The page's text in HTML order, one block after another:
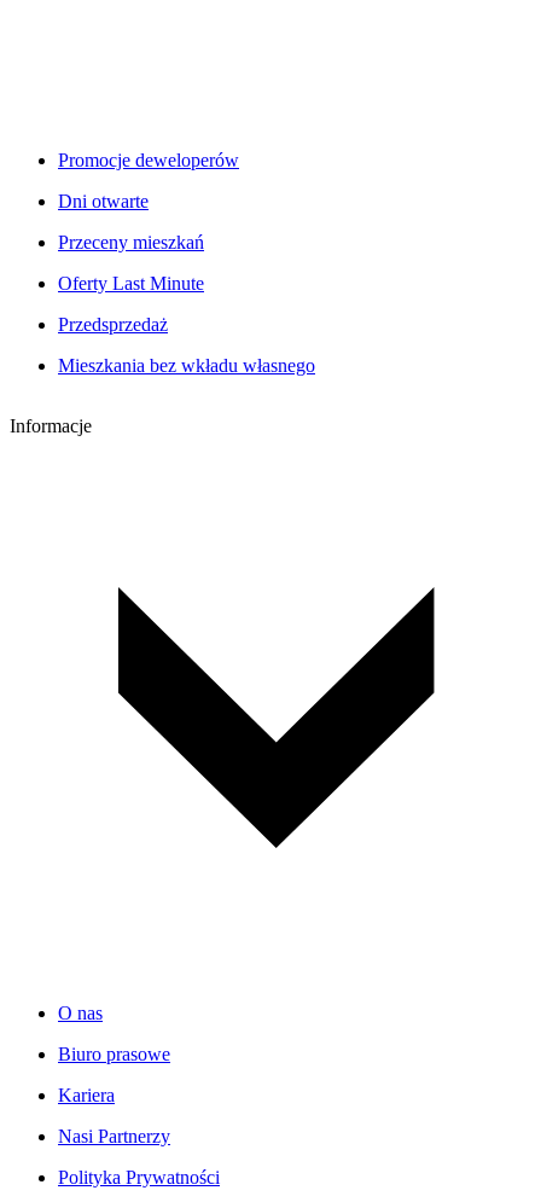
Promocje deweloperów
Dni otwarte
Przeceny mieszkań
Oferty Last Minute
Przedsprzedaż
Mieszkania bez wkładu własnego
Informacje
O nas
Biuro prasowe
Kariera
Nasi Partnerzy
Polityka Prywatności